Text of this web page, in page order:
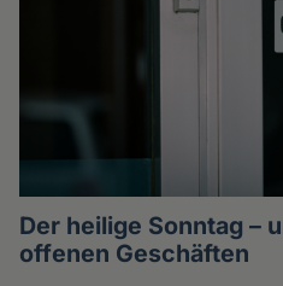
Der heilige Sonntag –
offenen Geschäften